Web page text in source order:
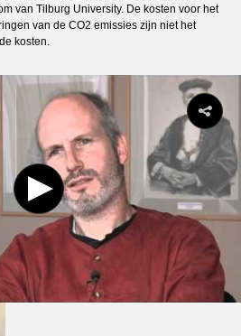
van Tilburg University. De kosten voor het
van de CO2 emissies zijn niet het
kosten.